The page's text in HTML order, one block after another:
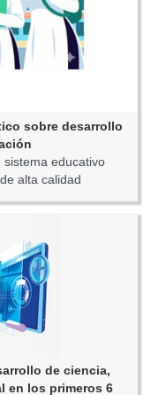
sobre desarrollo
educativo
alta calidad
de ciencia,
en los primeros 6